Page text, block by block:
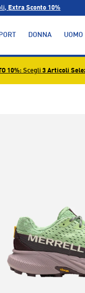
Extra Sconto 10%
DONNA UOMO
10%: Scegli 3 Articoli